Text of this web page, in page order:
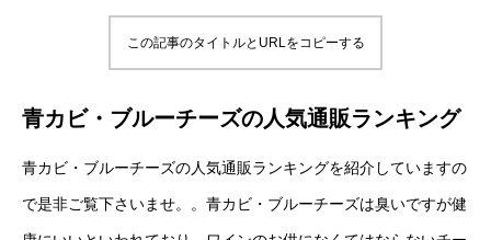
この記事のタイトルとURLをコピーする
青カビ・ブルーチーズの人気通販ランキング
青カビ・ブルーチーズの人気通販ランキングを紹介していますの
で是非ご覧下さいませ。。青カビ・ブルーチーズは臭いですが健